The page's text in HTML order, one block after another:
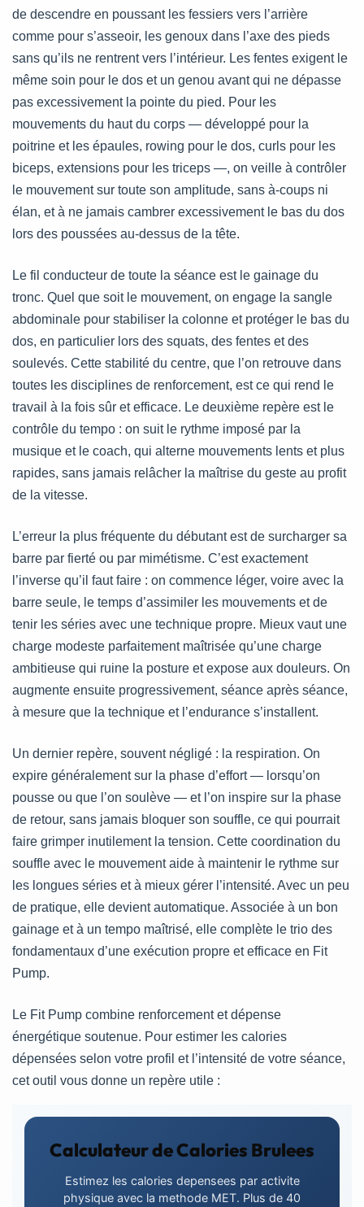
de descendre en poussant les fessiers vers l’arrière
comme pour s’asseoir, les genoux dans l’axe des pieds
sans qu’ils ne rentrent vers l’intérieur. Les fentes exigent le
même soin pour le dos et un genou avant qui ne dépasse
pas excessivement la pointe du pied. Pour les
mouvements du haut du corps — développé pour la
poitrine et les épaules, rowing pour le dos, curls pour les
biceps, extensions pour les triceps —, on veille à contrôler
le mouvement sur toute son amplitude, sans à-coups ni
élan, et à ne jamais cambrer excessivement le bas du dos
lors des poussées au-dessus de la tête.
Le fil conducteur de toute la séance est le gainage du
tronc. Quel que soit le mouvement, on engage la sangle
abdominale pour stabiliser la colonne et protéger le bas du
dos, en particulier lors des squats, des fentes et des
soulevés. Cette stabilité du centre, que l’on retrouve dans
toutes les disciplines de renforcement, est ce qui rend le
travail à la fois sûr et efficace. Le deuxième repère est le
contrôle du tempo : on suit le rythme imposé par la
musique et le coach, qui alterne mouvements lents et plus
rapides, sans jamais relâcher la maîtrise du geste au profit
de la vitesse.
L’erreur la plus fréquente du débutant est de surcharger sa
barre par fierté ou par mimétisme. C’est exactement
l’inverse qu’il faut faire : on commence léger, voire avec la
barre seule, le temps d’assimiler les mouvements et de
tenir les séries avec une technique propre. Mieux vaut une
charge modeste parfaitement maîtrisée qu’une charge
ambitieuse qui ruine la posture et expose aux douleurs. On
augmente ensuite progressivement, séance après séance,
à mesure que la technique et l’endurance s’installent.
Un dernier repère, souvent négligé : la respiration. On
expire généralement sur la phase d’effort — lorsqu’on
pousse ou que l’on soulève — et l’on inspire sur la phase
de retour, sans jamais bloquer son souffle, ce qui pourrait
faire grimper inutilement la tension. Cette coordination du
souffle avec le mouvement aide à maintenir le rythme sur
les longues séries et à mieux gérer l’intensité. Avec un peu
de pratique, elle devient automatique. Associée à un bon
gainage et à un tempo maîtrisé, elle complète le trio des
fondamentaux d’une exécution propre et efficace en Fit
Pump.
Le Fit Pump combine renforcement et dépense
énergétique soutenue. Pour estimer les calories
dépensées selon votre profil et l’intensité de votre séance,
cet outil vous donne un repère utile :
Calculateur de Calories Brulees
Estimez les calories depensees par activite
physique avec la methode MET. Plus de 40